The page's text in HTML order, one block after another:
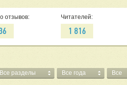
отзывов: Читателей:
1 816
Все разделы Все года Все